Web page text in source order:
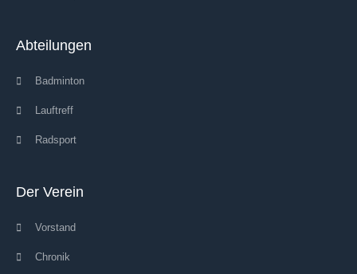
Abteilungen
Badminton
Lauftreff
Radsport
Der Verein
Vorstand
Chronik